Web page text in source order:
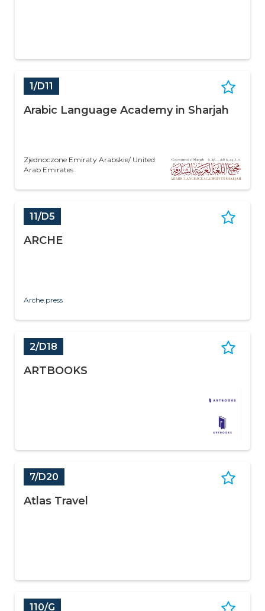
1/D11
Arabic Language Academy in Sharjah
Zjednoczone Emiraty Arabskie/ United
Arab Emirates
11/D5
ARCHE
Arche.press
2/D18
ARTBOOKS
7/D20
Atlas Travel
110/G